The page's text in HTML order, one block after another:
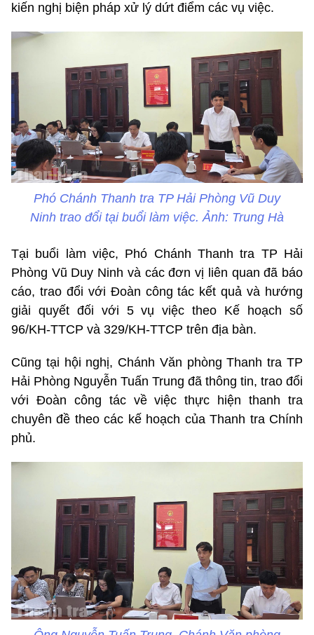
kiến nghị biện pháp xử lý dứt điểm các vụ việc.
Phó Chánh Thanh tra TP Hải Phòng Vũ Duy
Ninh trao đổi tại buổi làm việc. Ảnh: Trung Hà
Tại buổi làm việc, Phó Chánh Thanh tra TP Hải
Phòng Vũ Duy Ninh và các đơn vị liên quan đã báo
cáo, trao đổi với Đoàn công tác kết quả và hướng
giải quyết đối với 5 vụ việc theo Kế hoạch số
96/KH-TTCP và 329/KH-TTCP trên địa bàn.
Cũng tại hội nghị, Chánh Văn phòng Thanh tra TP
Hải Phòng Nguyễn Tuấn Trung đã thông tin, trao đổi
với Đoàn công tác về việc thực hiện thanh tra
chuyên đề theo các kế hoạch của Thanh tra Chính
phủ.